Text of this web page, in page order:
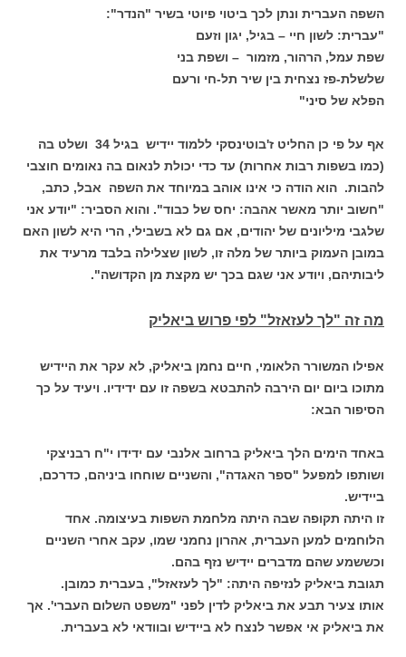
השפה העברית ונתן לכך ביטוי פיוטי בשיר "הנדר":
"עברית: לשון חיי – בגיל, יגון וזעם
שפת עמל, הרהור, מזמור – ושפת בני
שלשלת-פז נצחית בין שיר תל-חי ורעם
הפלא של סיני"
אף על פי כן החליט ז'בוטינסקי ללמוד יידיש בגיל 34 ושלט בה
(כמו בשפות רבות אחרות) עד כדי יכולת לנאום בה נאומים חוצבי
להבות. הוא הודה כי אינו אוהב במיוחד את השפה אבל, כתב,
"חשוב יותר מאשר אהבה: יחס של כבוד". והוא הסביר: "יודע אני
שלגבי מיליונים של יהודים, אם גם לא בשבילי, הרי היא לשון האם
במובן העמוק ביותר של מלה זו, לשון שצלילה בלבד מרעיד את
ליבותיהם, ויודע אני שגם בכך יש מקצת מן הקדושה".
מה זה "לך לעזאזל" לפי פרוש ביאליק
אפילו המשורר הלאומי, חיים נחמן ביאליק, לא עקר את היידיש
מתוכו ביום יום הירבה להתבטא בשפה זו עם ידידיו. ויעיד על כך
הסיפור הבא:
באחד הימים הלך ביאליק ברחוב אלנבי עם ידידו י"ח רבניצקי
ושותפו למפעל "ספר האגדה", והשניים שוחחו ביניהם, כדרכם,
ביידיש.
זו היתה תקופה שבה היתה מלחמת השפות בעיצומה. אחד
הלוחמים למען העברית, אהרון נחמני שמו, עקב אחרי השניים
וכששמע שהם מדברים יידיש נזף בהם.
תגובת ביאליק לנזיפה היתה: "לך לעזאזל", בעברית כמובן.
אותו צעיר תבע את ביאליק לדין לפני "משפט השלום העברי'. אך
את ביאליק אי אפשר לנצח לא ביידיש ובוודאי לא בעברית.